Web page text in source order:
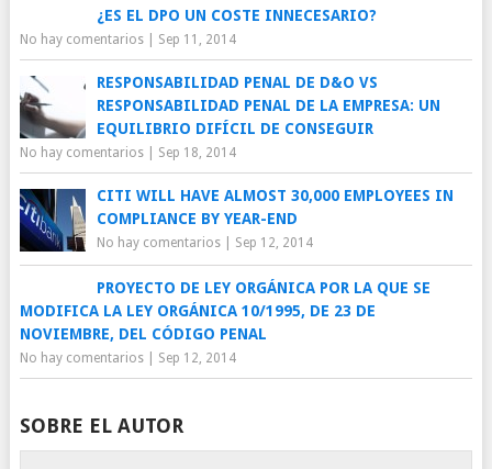
¿ES EL DPO UN COSTE INNECESARIO?
No hay comentarios| Sep 11, 2014
RESPONSABILIDAD PENAL DE D&O VS
RESPONSABILIDAD PENAL DE LA EMPRESA: UN
EQUILIBRIO DIFÍCIL DE CONSEGUIR
No hay comentarios| Sep 18, 2014
CITI WILL HAVE ALMOST 30,000 EMPLOYEES IN
COMPLIANCE BY YEAR-END
No hay comentarios| Sep 12, 2014
PROYECTO DE LEY ORGÁNICA POR LA QUE SE
MODIFICA LA LEY ORGÁNICA 10/1995, DE 23 DE
NOVIEMBRE, DEL CÓDIGO PENAL
No hay comentarios| Sep 12, 2014
SOBRE EL AUTOR